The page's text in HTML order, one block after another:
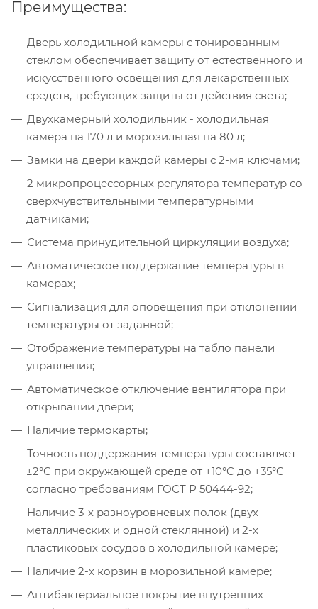
Преимущества:
Дверь холодильной камеры с тонированным
стеклом обеспечивает защиту от естественного и
искусственного освещения для лекарственных
средств, требующих защиты от действия света;
Двухкамерный холодильник - холодильная
камера на 170 л и морозильная на 80 л;
Замки на двери каждой камеры с 2-мя ключами;
2 микропроцессорных регулятора температур со
сверхчувствительными температурными
датчиками;
Система принудительной циркуляции воздуха;
Автоматическое поддержание температуры в
камерах;
Сигнализация для оповещения при отклонении
температуры от заданной;
Отображение температуры на табло панели
управления;
Автоматическое отключение вентилятора при
открывании двери;
Наличие термокарты;
Точность поддержания температуры составляет
±2°C при окружающей среде от +10°C до +35°C
согласно требованиям ГОСТ Р 50444-92;
Наличие 3-х разноуровневых полок (двух
металлических и одной стеклянной) и 2-х
пластиковых сосудов в холодильной камере;
Наличие 2-х корзин в морозильной камере;
Антибактериальное покрытие внутренних